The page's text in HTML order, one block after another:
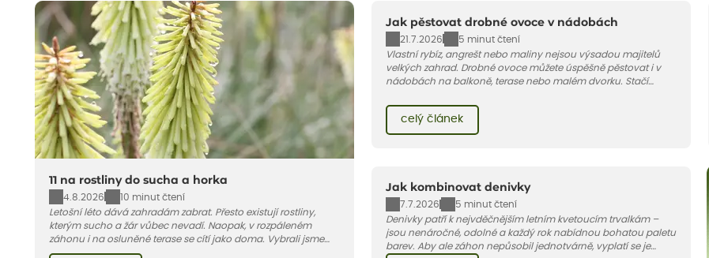
11 na rostliny do sucha a horka
4.8.2026
10 minut čtení
Letošní léto dává zahradám zabrat. Přesto existují rostliny,
kterým sucho a žár vůbec nevadí. Naopak, v rozpáleném
záhonu i na osluněné terase se cítí jako doma. Vybrali jsme
pro vás 11 tipů na odolné druhy, které zvládnou horké a suché
Jak pěstovat drobné ovoce v nádobách
21.7.2026
5 minut čtení
Vlastní rybíz, angrešt nebo maliny nejsou výsadou majitelů
velkých zahrad. Drobné ovoce můžete úspěšně pěstovat i v
nádobách na balkoně, terase nebo malém dvorku. Stačí
pár základních pravidel. V tomto článku vám poradíme, jak na
celý článek
Jak kombinovat denivky
7.7.2026
5 minut čtení
Denivky patří k nejvděčnějším letním kvetoucím trvalkám –
jsou nenáročné, odolné a každý rok nabídnou bohatou paletu
barev. Aby ale záhon nepůsobil jednotvárně, vyplatí se je